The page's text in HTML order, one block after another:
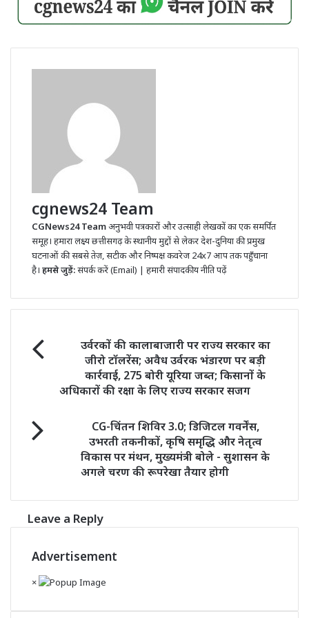
cgnews24 Team
CGNews24 Teamअनुभवी पत्रकारों और उत्साही लेखकों का एक समर्पित
समूह। हमारा लक्ष्य छत्तीसगढ़ के स्थानीय मुद्दों से लेकर देश-दुनिया की प्रमुख
घटनाओं की सबसे तेज़, सटीक और निष्पक्ष कवरेज 24x7 आप तक पहुँचाना
है। हमसे जुड़ें:संपर्क करें (Email) | हमारी संपादकीय नीति पढ़ें
उर्वरकों
की
कालाबाजारी
पर
राज्य
जीरो
टॉलरेंस;
अवैध
बड़ी
275
यूरिया
किसानों
उर्वरकों की कालाबाजारी पर राज्य सरकार का
जीरो टॉलरेंस; अवैध उर्वरक भंडारण पर बड़ी
कार्रवाई, 275 बोरी यूरिया जब्त; किसानों के
अधिकारों की रक्षा के लिए राज्य सरकार सजग
चिंतन
शिविर
3.0;
डिजिटल
उभरती
तकनीकों,
और
नेतृत्व
विकास
CG-चिंतन शिविर 3.0; डिजिटल गवर्नेंस,
उभरती तकनीकों, कृषि समृद्धि और नेतृत्व
विकास पर मंथन, मुख्यमंत्री बोले - सुशासन के
अगले चरण की रूपरेखा तैयार होगी
Leave a Reply
Advertisement
×